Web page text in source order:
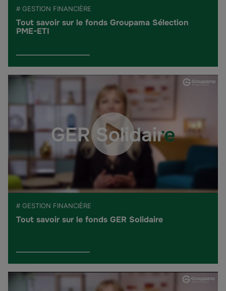
# GESTION FINANCIÈRE
Tout savoir sur le fonds Groupama Sélection
PME-ETI
# GESTION FINANCIÈRE
Tout savoir sur le fonds GER Solidaire